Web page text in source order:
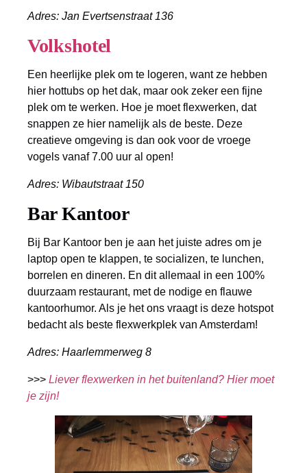
Adres: Jan Evertsenstraat 136
Volkshotel
Een heerlijke plek om te logeren, want ze hebben
hier hottubs op het dak, maar ook zeker een fijne
plek om te werken. Hoe je moet flexwerken, dat
snappen ze hier namelijk als de beste. Deze
creatieve omgeving is dan ook voor de vroege
vogels vanaf 7.00 uur al open!
Adres: Wibautstraat 150
Bar Kantoor
Bij Bar Kantoor ben je aan het juiste adres om je
laptop open te klappen, te socializen, te lunchen,
borrelen en dineren. En dit allemaal in een 100%
duurzaam restaurant, met de nodige en flauwe
kantoorhumor. Als je het ons vraagt is deze hotspot
bedacht als beste flexwerkplek van Amsterdam!
Adres: Haarlemmerweg 8
>>> Liever flexwerken in het buitenland? Hier moet
je zijn!